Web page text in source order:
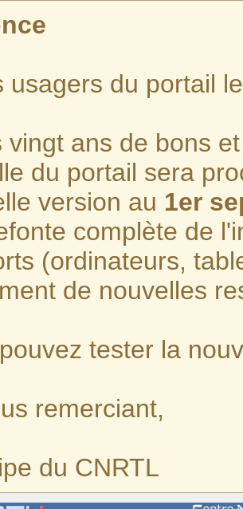
usagers du portail
vingt ans de bons
du portail sera
version au 1er
complète de
(ordinateurs,
de nouvelles
tester la
remerciant,
du CNRTL